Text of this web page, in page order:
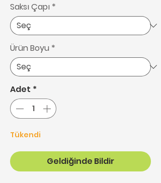
Saksı Çapı *
Ürün Boyu *
Adet *
Tükendi
Geldiğinde Bildir